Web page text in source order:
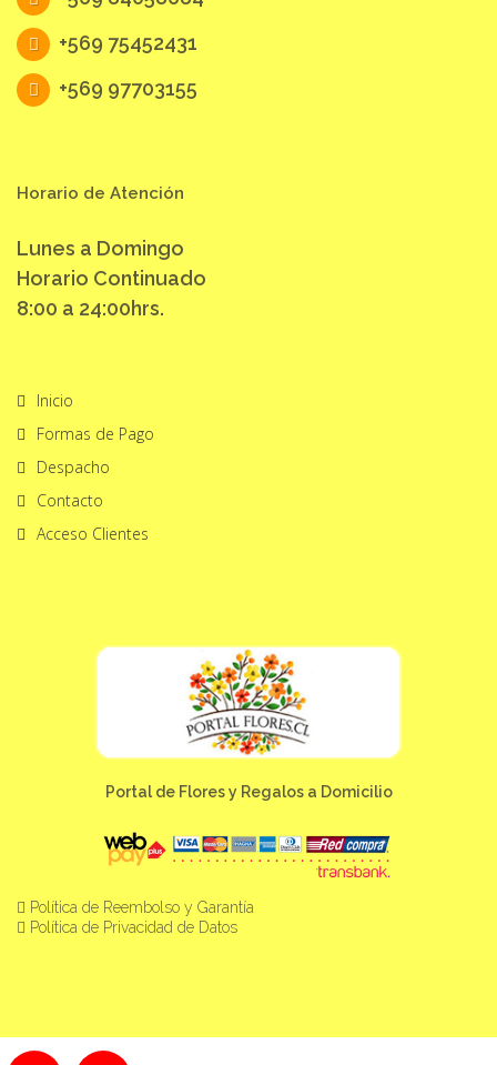
+569 75452431
+569 97703155
Horario de Atención
Lunes a Domingo
Horario Continuado
8:00 a 24:00hrs.
Inicio
Formas de Pago
Despacho
Contacto
Acceso Clientes
Portal de Flores y Regalos a Domicilio
Política de Reembolso y Garantía
Política de Privacidad de Datos